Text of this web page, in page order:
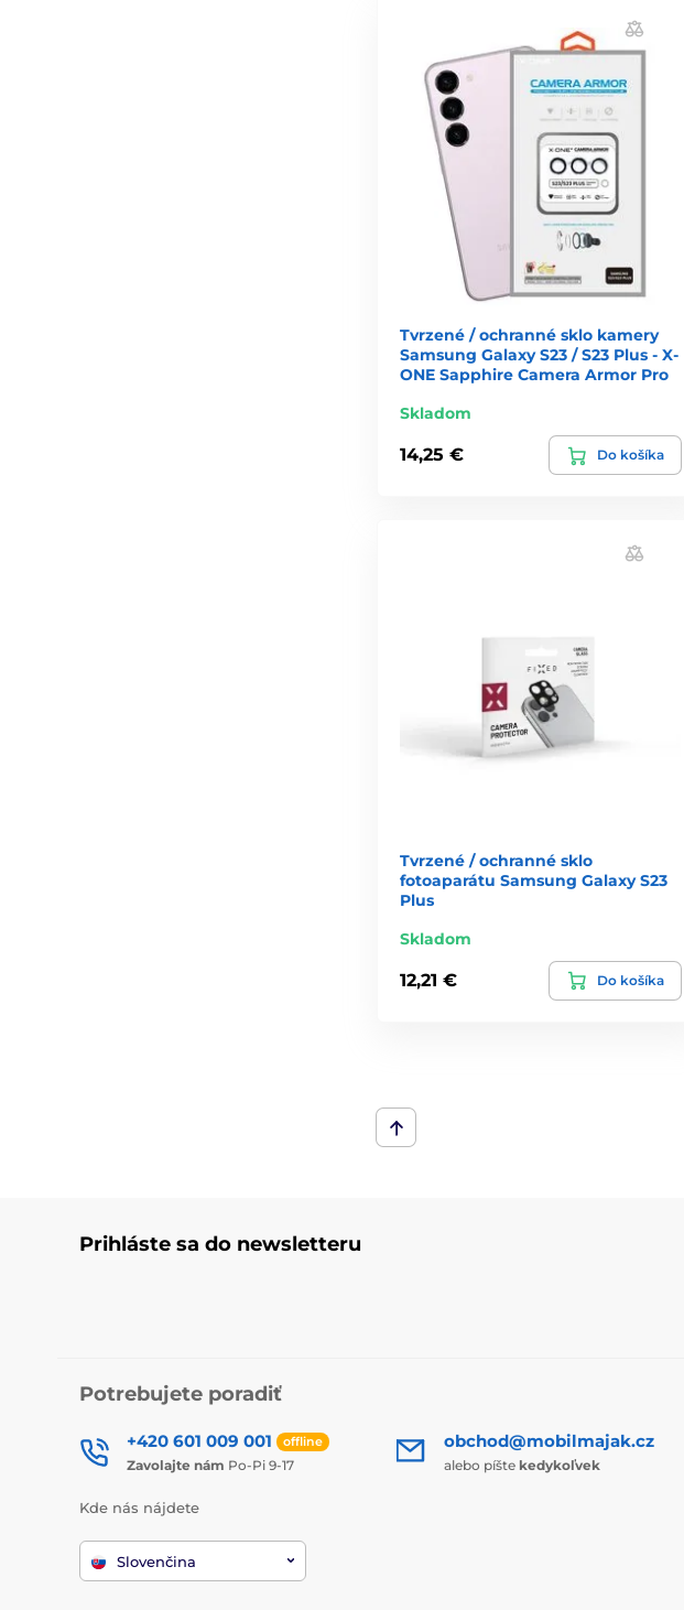
Tvrzené / ochranné sklo kamery
Samsung Galaxy S23 / S23 Plus - X-
ONE Sapphire Camera Armor Pro
Skladom
14,25 € Do košíka
Tvrzené / ochranné sklo
fotoaparátu Samsung Galaxy S23
Plus
Skladom
12,21 € Do košíka
Prihláste sa do newsletteru
Potrebujete poradiť
+420 601 009 001 offline
Zavolajte nám Po-Pi 9-17
obchod@mobilmajak.cz
alebo píšte kedykoľvek
Kde nás nájdete
Slovenčina